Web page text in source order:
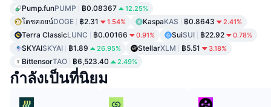
Pump.funPUMP ฿0.08367 12.25%
โดชคอยน์DOGE ฿2.31 1.54% KaspaKAS ฿0.8643 2.41%
Terra ClassicLUNC ฿0.00166 0.91% SuiSUI ฿22.92 0.78%
SKYAISKYAI ฿1.89 26.95% StellarXLM ฿5.51 3.18%
BittensorTAO ฿6,523.40 2.49%
กำลังเป็นที่นิยม